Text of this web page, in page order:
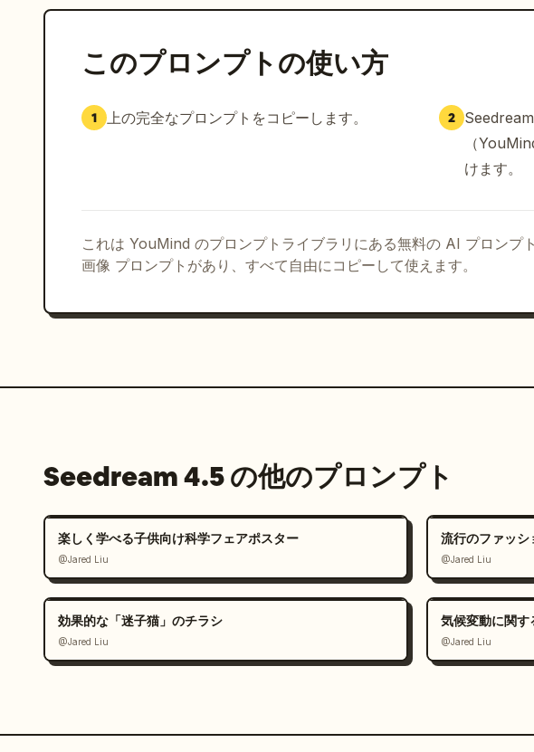
このプロンプトの使い方
1 上の完全なプロンプトをコピーします。 2
（
けます。
これは YouMind のプロンプトライブラリにある無料の AI プロンプ
画像 プロンプトがあり、すべて自由にコピーして使えます。
Seedream 4.5 の他のプロンプト
楽しく学べる子供向け科学フェアポスター
@Jared Liu
流行のファッシ
@Jared Liu
効果的な「迷子猫」のチラシ
@Jared Liu
気候変動に関す
@Jared Liu